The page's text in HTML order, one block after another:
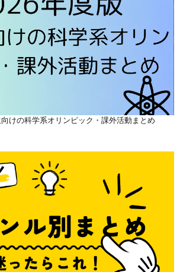
けの科学系オリンピック・課外活動まとめ